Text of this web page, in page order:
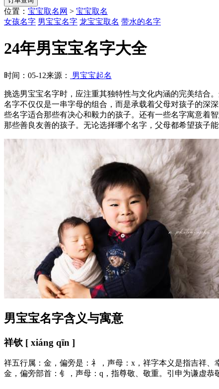
位置： 宝宝取名网 > 宝宝取名
女孩名字 男宝宝名字 龙宝宝取名 带水的名字
24年男宝宝名字大全
时间：05-12来源： 男宝宝起名
挑选男宝宝名字时，应注重其独特性与文化内涵的完美结合
名字不仅仅是一串字母的组合，而是承载着父母对孩子的深
些名字适合那些有决心和毅力的孩子。还有一些名字寓意着
那些善良友善的孩子。无论选择哪个名字，父母都希望孩子
男宝宝名字含义与寓意
祥钦 [ xiáng qīn ]
祥五行属：金，偏旁是：礻，声母：x，祥字本义是指吉祥
金，偏旁部首：钅，声母：q，指尊敬、敬重。引申为谦虚